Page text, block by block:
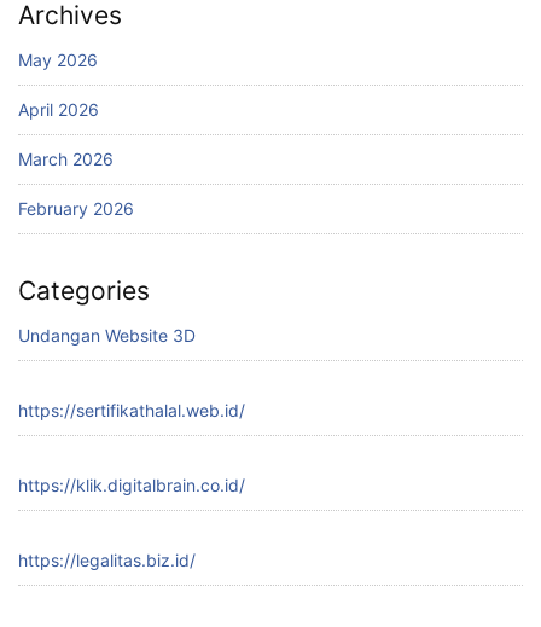
Archives
May 2026
April 2026
March 2026
February 2026
Categories
Undangan Website 3D
https://sertifikathalal.web.id/
https://klik.digitalbrain.co.id/
https://legalitas.biz.id/